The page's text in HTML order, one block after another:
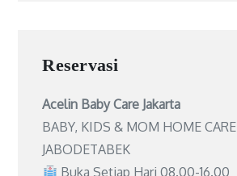
Reservasi
Acelin Baby Care Jakarta
BABY, KIDS & MOM HOME CARE
JABODETABEK
Buka Setiap Hari 08.00-16.00